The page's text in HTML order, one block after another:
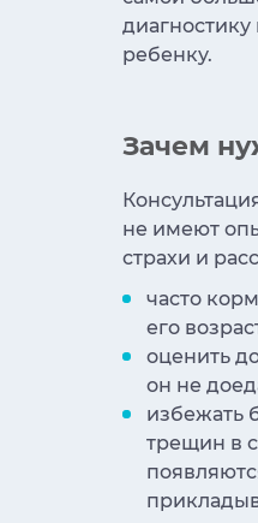
ребенку.
Зачем
не имеют
страхи и
часто
его
оценить
он не
избежать
трещин в